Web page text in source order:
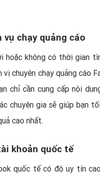
vụ chạy quảng cáo
hoặc không có thời gian
vị chuyên chạy quảng cáo
chỉ cần cung cấp nội
chuyên gia sẽ giúp bạn
cao nhất.
khoản quốc tế
quốc tế có độ uy tín